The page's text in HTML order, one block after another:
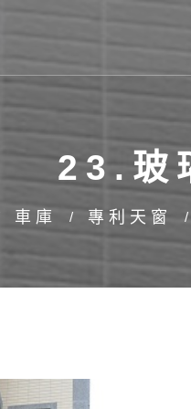
23.玻
車庫 專利天窗